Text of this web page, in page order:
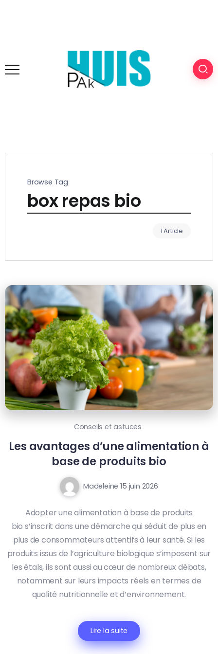
Browse Tag
box repas bio
1 Article
Conseils et astuces
Les avantages d’une alimentation à
base de produits bio
Madeleine 15 juin 2026
Adopter une alimentation à base de produits
bio s’inscrit dans une démarche qui séduit de plus en
plus de consommateurs attentifs à leur santé. Si les
produits issus de l’agriculture biologique s’imposent sur
les étals, ils sont aussi au cœur de nombreux débats,
notamment sur leurs impacts réels en termes de
qualité nutritionnelle et d’environnement.
Lire la suite